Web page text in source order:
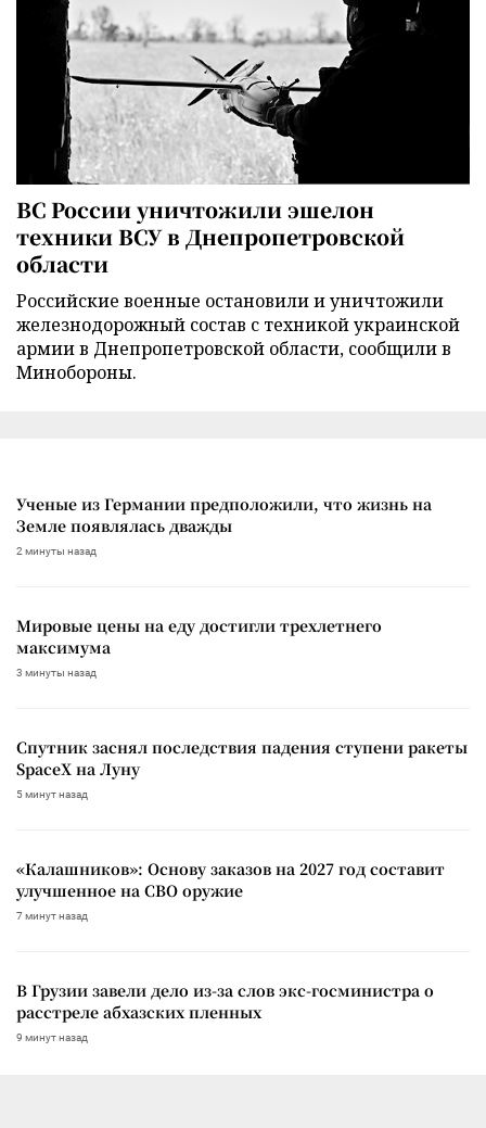
ВС России уничтожили эшелон
техники ВСУ в Днепропетровской
области
Российские военные остановили и уничтожили
железнодорожный состав с техникой украинской
армии в Днепропетровской области, сообщили в
Минобороны.
Ученые из Германии предположили, что жизнь на
Земле появлялась дважды
2 минуты назад
Мировые цены на еду достигли трехлетнего
максимума
3 минуты назад
Спутник заснял последствия падения ступени ракеты
SpaceX на Луну
5 минут назад
«Калашников»: Основу заказов на 2027 год составит
улучшенное на СВО оружие
7 минут назад
В Грузии завели дело из-за слов экс-госминистра о
расстреле абхазских пленных
9 минут назад